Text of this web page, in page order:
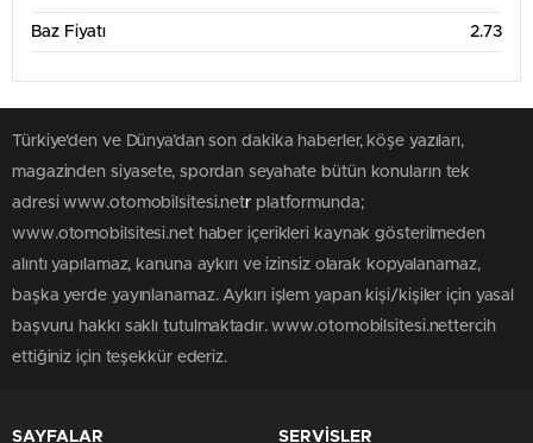
2
3
1 Yıllık Grafik Tablosu
7
Baz Fiyatı 2.73
Türkiye'den ve Dünya’dan son dakika haberler, köşe yazıları,
magazinden siyasete, spordan seyahate bütün konuların tek
adresi www.otomobilsitesi.netr platformunda;
www.otomobilsitesi.net haber içerikleri kaynak gösterilmeden
alıntı yapılamaz, kanuna aykırı ve izinsiz olarak kopyalanamaz,
başka yerde yayınlanamaz. Aykırı işlem yapan kişi/kişiler için yasal
başvuru hakkı saklı tutulmaktadır. www.otomobilsitesi.nettercih
ettiğiniz için teşekkür ederiz.
SAYFALAR SERVİSLER